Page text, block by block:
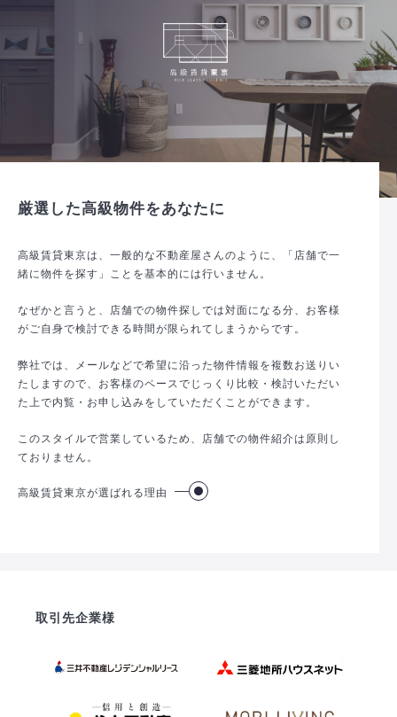
厳選した高級物件をあなたに
高級賃貸東京は、一般的な不動産屋さんのように、「店舗で一
緒に物件を探す」ことを基本的には行いません。
なぜかと言うと、店舗での物件探しでは対面になる分、お客様
がご自身で検討できる時間が限られてしまうからです。
弊社では、メールなどで希望に沿った物件情報を複数お送りい
たしますので、お客様のペースでじっくり比較・検討いただい
た上で内覧・お申し込みをしていただくことができます。
このスタイルで営業しているため、店舗での物件紹介は原則し
ておりません。
高級賃貸東京が選ばれる理由
取引先企業様